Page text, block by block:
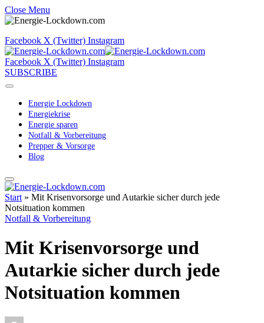
Close Menu
Facebook X (Twitter) Instagram
Facebook X (Twitter) Instagram
SUBSCRIBE
Energie Lockdown
Energiekrise
Energie sparen
Notfall & Vorbereitung
Prepper & Vorsorge
Blog
Start » Mit Krisenvorsorge und Autarkie sicher durch jede
Notsituation kommen
Notfall & Vorbereitung
Mit Krisenvorsorge und
Autarkie sicher durch jede
Notsituation kommen